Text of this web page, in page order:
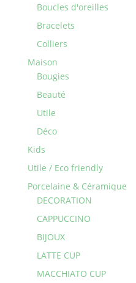
Boucles d'oreilles
Bracelets
Colliers
Maison
Bougies
Beauté
Utile
Déco
Kids
Utile / Eco friendly
Porcelaine & Céramique
DECORATION
CAPPUCCINO
BIJOUX
LATTE CUP
MACCHIATO CUP